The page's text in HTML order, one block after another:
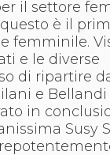
il settore
è il
femminile.
e le diverse
di ripartire
e
in
Susy